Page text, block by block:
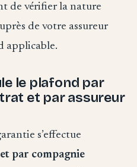
de vérifier la nature
de votre assureur
applicable.
le plafond par
et par assureur
s’effectue
par compagnie